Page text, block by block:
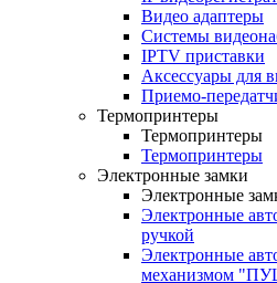
Видео адаптеры
Системы
IPTV приставки
Аксессуары для
Приемо-
Термопринтеры
Термопринтеры
Термопринтеры
Электронные замки
Электронные
Электронные
ручкой
Электронные
механизмом